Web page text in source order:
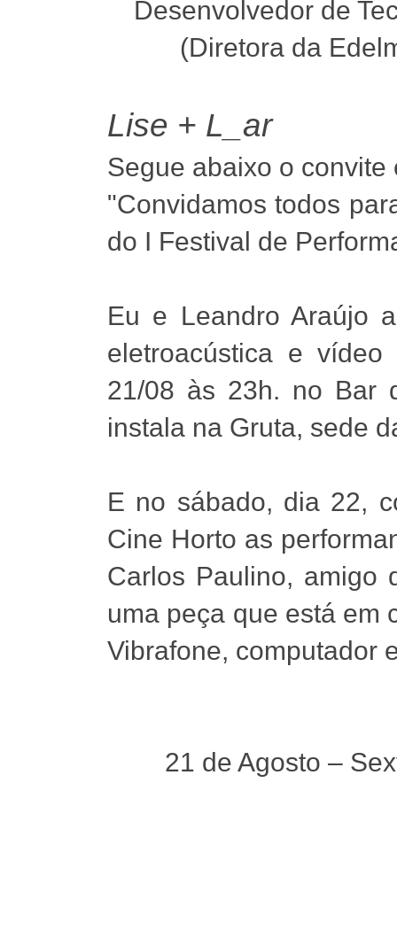
Desenvolvedor de
(Diretora da
Lise + L_ar
Segue abaixo o
"Convidamos todos
do I Festival de
Eu e Leandro Araújo
eletroacústica e
21/08 às 23h. no Bar
instala na Gruta, sede
E no sábado, dia 22,
Cine Horto as
Carlos Paulino, amigo
uma peça que está em
Vibrafone, computador
21 de Agosto –